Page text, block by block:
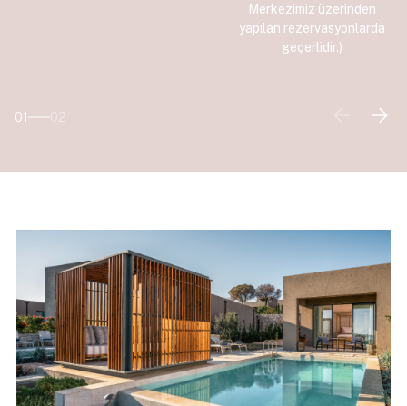
Merkezimiz üzerinden
yapılan rezervasyonlarda
geçerlidir.)
01